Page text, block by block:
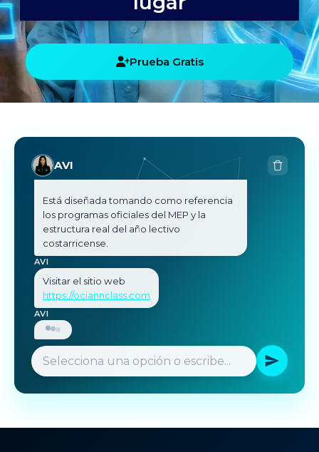
Prueba Gratis
AVI
La inteligencia artificial funciona como
asistente: propone borradores,
la decisión final siempre es suya. No
usarla.
costarricense.
AVI
Visitar el sitio web
https://ociannclass.com
AVI
Sí
No
Selecciona una opción o escribe